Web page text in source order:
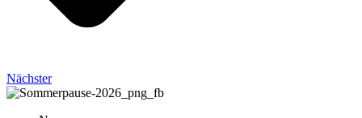
Nächster